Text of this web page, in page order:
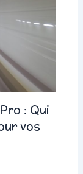
: Qui
vos